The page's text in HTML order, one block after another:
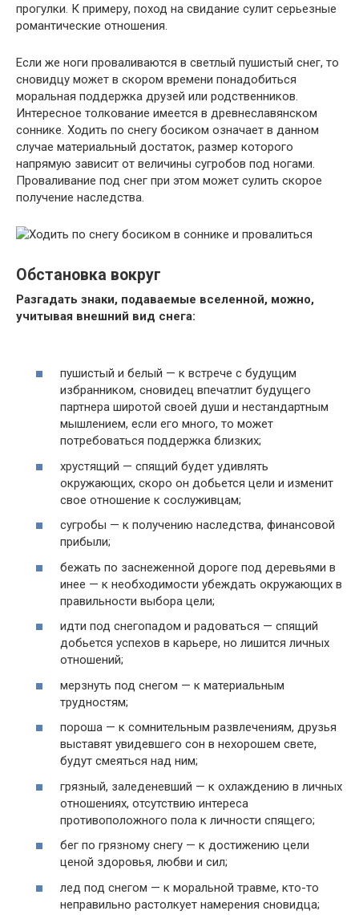
прогулки. К примеру, поход на свидание сулит серьезные
романтические отношения.
Если же ноги проваливаются в светлый пушистый снег, то
сновидцу может в скором времени понадобиться
моральная поддержка друзей или родственников.
Интересное толкование имеется в древнеславянском
соннике. Ходить по снегу босиком означает в данном
случае материальный достаток, размер которого
напрямую зависит от величины сугробов под ногами.
Проваливание под снег при этом может сулить скорое
получение наследства.
Обстановка вокруг
Разгадать знаки, подаваемые вселенной, можно,
учитывая внешний вид снега:
пушистый и белый — к встрече с будущим
избранником, сновидец впечатлит будущего
партнера широтой своей души и нестандартным
мышлением, если его много, то может
потребоваться поддержка близких;
хрустящий — спящий будет удивлять
окружающих, скоро он добьется цели и изменит
свое отношение к сослуживцам;
сугробы — к получению наследства, финансовой
прибыли;
бежать по заснеженной дороге под деревьями в
инее — к необходимости убеждать окружающих в
правильности выбора цели;
идти под снегопадом и радоваться — спящий
добьется успехов в карьере, но лишится личных
отношений;
мерзнуть под снегом — к материальным
трудностям;
пороша — к сомнительным развлечениям, друзья
выставят увидевшего сон в нехорошем свете,
будут смеяться над ним;
грязный, заледеневший — к охлаждению в личных
отношениях, отсутствию интереса
противоположного пола к личности спящего;
бег по грязному снегу — к достижению цели
ценой здоровья, любви и сил;
лед под снегом — к моральной травме, кто-то
неправильно растолкует намерения сновидца;